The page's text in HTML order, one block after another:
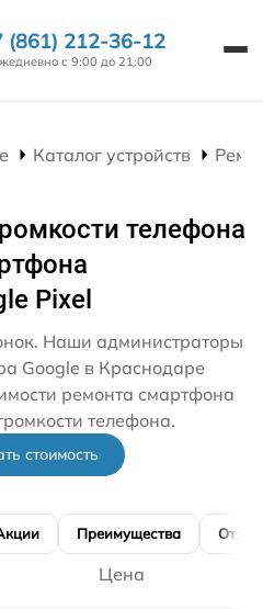
(861) 212-36-12
с 9:00 до 21:00
Каталог устройств
телефона
Pixel
Наши администраторы
Google в Краснодаре
ремонта смартфона
телефона.
стоимость
Преимущества
Цена